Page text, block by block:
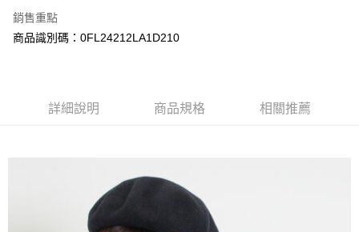
台灣樂天信用卡公司
大哥付你分期
相關說明
流程，驗證手機門號後，選擇欲分期的期數、繳款截止日，確認付款後即完
1.分期款項不併入電信帳單，「大哥付你分期」於每月結算日後寄送繳費提
【關於「AFTEE先享後付」】
３．安心：先確認商品／服務後，再付款。
【「AFTEE先享後付」結帳流程】
１．於結帳方式選擇「AFTEE先享後付」後，將跳轉至「AFTEE先享後付」
每筆NT$60，滿NT$388(含以上)免運費
銷售重點
商品識別碼：0FL24212LA1D210
詳細說明 商品規格 相關推薦